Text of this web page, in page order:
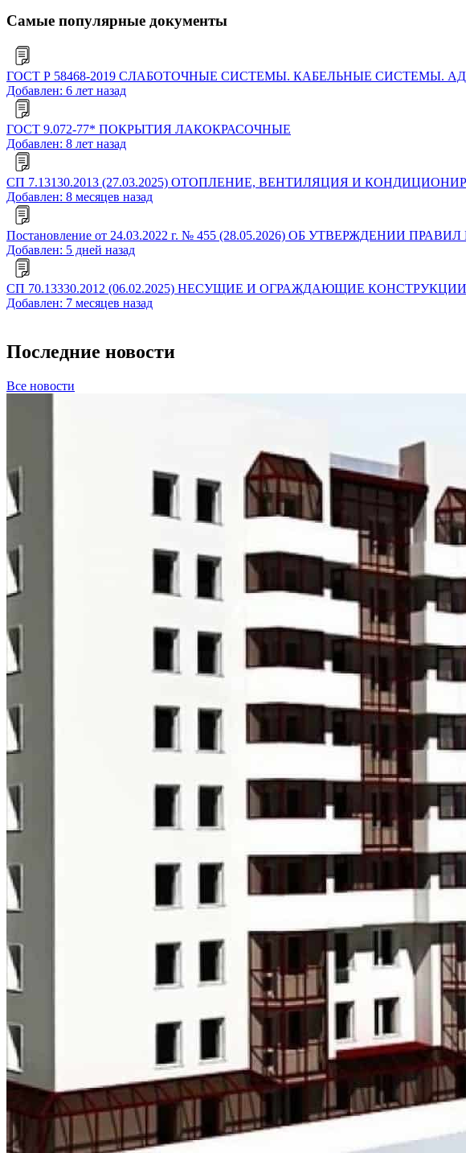
Самые популярные документы
ГОСТ Р 58468-2019 СЛАБОТОЧНЫЕ СИСТЕМЫ. КАБЕЛЬНЫЕ
Добавлен: 6 лет назад
ГОСТ 9.072-77* ПОКРЫТИЯ ЛАКОКРАСОЧНЫЕ
Добавлен: 8 лет назад
СП 7.13130.2013 (27.03.2025) ОТОПЛЕНИЕ, ВЕНТИЛЯЦИЯ И
Добавлен: 8 месяцев назад
Постановление от 24.03.2022 г. № 455 (28.05.2026) ОБ УТВЕРЖДЕНИИ
Добавлен: 5 дней назад
СП 70.13330.2012 (06.02.2025) НЕСУЩИЕ И ОГРАЖДАЮЩИЕ КОНСТРУКЦИИ
Добавлен: 7 месяцев назад
Последние новости
Все новости